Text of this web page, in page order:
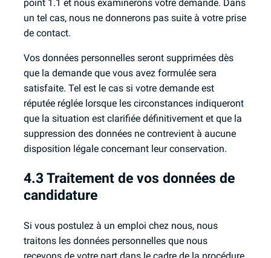
point 1.1 et nous examinerons votre demande. Dans
un tel cas, nous ne donnerons pas suite à votre prise
de contact.
Vos données personnelles seront supprimées dès
que la demande que vous avez formulée sera
satisfaite. Tel est le cas si votre demande est
réputée réglée lorsque les circonstances indiqueront
que la situation est clarifiée définitivement et que la
suppression des données ne contrevient à aucune
disposition légale concernant leur conservation.
4.3 Traitement de vos données de
candidature
Si vous postulez à un emploi chez nous, nous
traitons les données personnelles que nous